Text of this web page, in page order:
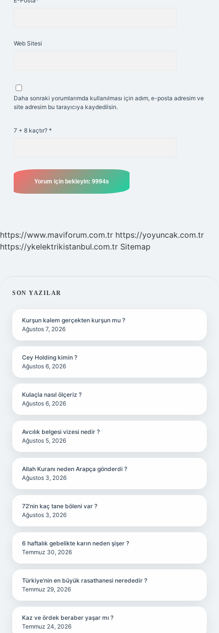
Web Sitesi
Daha sonraki yorumlarımda kullanılması için adım, e-posta adresim ve
site adresim bu tarayıcıya kaydedilsin.
7 + 8 kaçtır? *
https://www.maviforum.com.tr https://yoyuncak.com.tr
https://ykelektrikistanbul.com.tr Sitemap
SIDEBAR
SON YAZILAR
Kurşun kalem gerçekten kurşun mu ?
Ağustos 7, 2026
Cey Holding kimin ?
Ağustos 6, 2026
Kulaçla nasıl ölçeriz ?
Ağustos 6, 2026
Avcılık belgesi vizesi nedir ?
Ağustos 5, 2026
Allah Kuranı neden Arapça gönderdi ?
Ağustos 3, 2026
72’nin kaç tane böleni var ?
Ağustos 3, 2026
6 haftalık gebelikte karın neden şişer ?
Temmuz 30, 2026
Türkiye’nin en büyük rasathanesi nerededir ?
Temmuz 29, 2026
Kaz ve ördek beraber yaşar mı ?
Temmuz 24, 2026